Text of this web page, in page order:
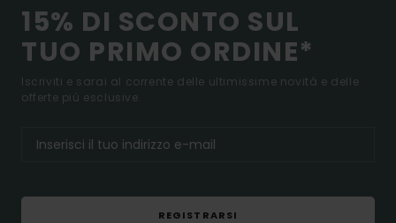
15% DI SCONTO SUL
TUO PRIMO ORDINE*
Iscriviti e sarai al corrente delle ultimissime novità e delle
offerte più esclusive.
REGISTRARSI